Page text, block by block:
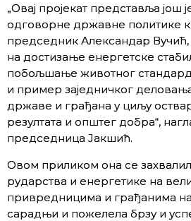
„Овај пројекат представља још
одговорне државне политике
председник Александар Вучић,
на достизање енергетске
побољшање животног
и пример заједничког
државе и грађана у циљу
резултата и општег добра“,
председница Јакшић.
Овом приликом она се
рударства и енергетике на
привредницима и грађанима на
сарадњи и пожелела брзу и